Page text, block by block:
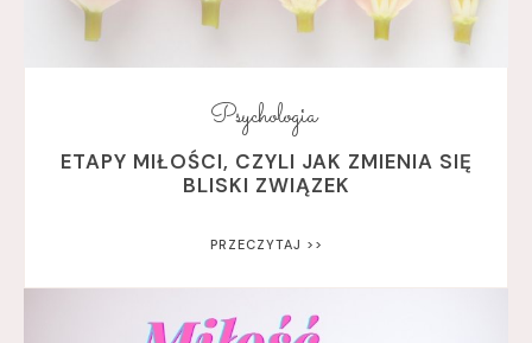
Psychologia
ETAPY MIŁOŚCI, CZYLI JAK ZMIENIA SIĘ
BLISKI ZWIĄZEK
PRZECZYTAJ >>